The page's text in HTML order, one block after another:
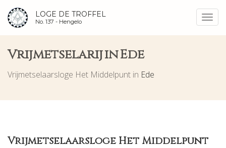
LOGE DE TROFFEL
No. 137 - Hengelo
Vrijmetselarij in Ede
Vrijmetselaarsloge Het Middelpunt in Ede
Vrijmetselaarsloge Het Middelpunt